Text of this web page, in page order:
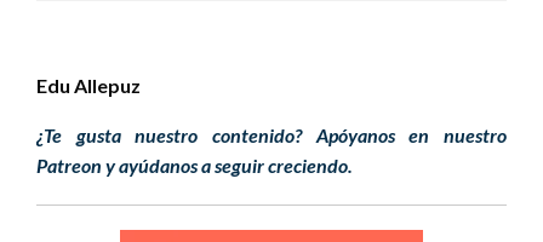
Edu Allepuz
¿Te gusta nuestro contenido? Apóyanos en nuestro
Patreon y ayúdanos a seguir creciendo.